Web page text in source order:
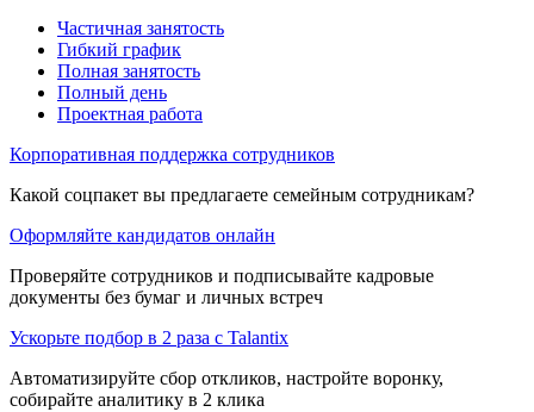
Частичная занятость
Гибкий график
Полная занятость
Полный день
Проектная работа
Корпоративная поддержка сотрудников
Какой соцпакет вы предлагаете семейным сотрудникам?
Оформляйте кандидатов онлайн
Проверяйте сотрудников и подписывайте кадровые
документы без бумаг и личных встреч
Ускорьте подбор в 2 раза с Talantix
Автоматизируйте сбор откликов, настройте воронку,
собирайте аналитику в 2 клика